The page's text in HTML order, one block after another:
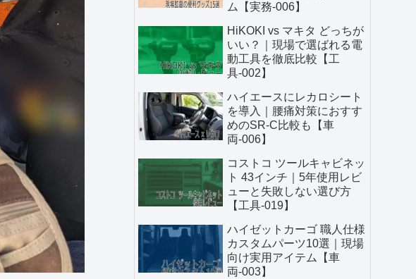
ム【実務-006】
HiKOKI vs マキタ どっちが
いい？｜現場で選ばれる電
動工具を徹底比較【工
具-002】
ハイエースにレカロシート
を導入｜腰痛対策におすす
めのSR-C比較も【車
両-006】
コストコ ツールキャビネッ
ト 43インチ｜5年使用レビ
ューと失敗しない選び方
【工具-019】
ハイゼットカーゴ 職人仕様
カスタムパーツ10選｜現場
向け実用アイテム【車
両-003】